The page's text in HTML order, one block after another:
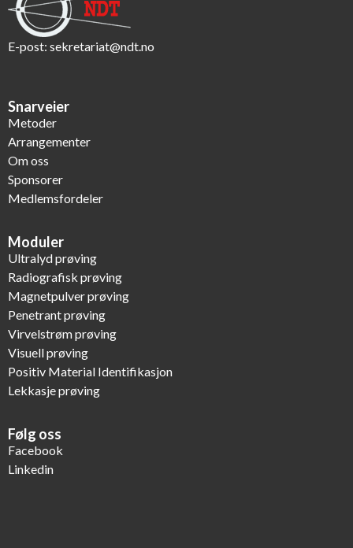
E-post: sekretariat@ndt.no
Snarveier
Metoder
Arrangementer
Om oss
Sponsorer
Medlemsfordeler
Moduler
Ultralyd prøving
Radiografisk prøving
Magnetpulver prøving
Penetrant prøving
Virvelstrøm prøving
Visuell prøving
Positiv Material Identifikasjon
Lekkasje prøving
Følg oss
Facebook
Linkedin